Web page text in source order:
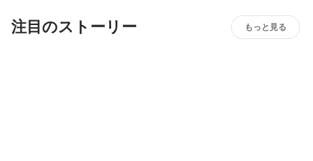
注目のストーリー もっと見る